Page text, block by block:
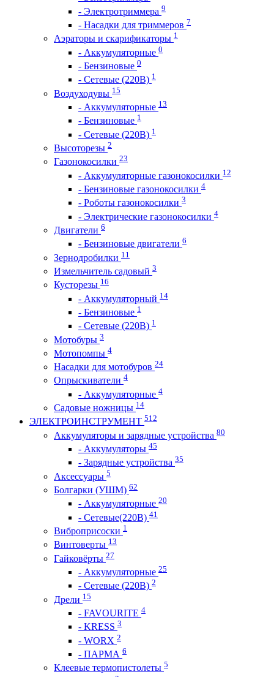
- Электротриммера 9
- Насадки для триммеров 7
Аэраторы и скарификаторы 1
- Аккумуляторные 0
- Бензиновые 0
- Сетевые (220В) 1
Воздуходувы 15
- Аккумуляторные 13
- Бензиновые 1
- Сетевые (220В) 1
Высоторезы 2
Газонокосилки 23
- Аккумуляторные газонокосилки 12
- Бензиновые газонокосилки 4
- Роботы газонокосилки 3
- Электрические газонокосилки 4
Двигатели 6
- Бензиновые двигатели 6
Зернодробилки 11
Измельчитель садовый 3
Кусторезы 16
- Аккумуляторный 14
- Бензиновые 1
- Сетевые (220В) 1
Мотобуры 3
Мотопомпы 4
Насадки для мотобуров 24
Опрыскиватели 4
- Аккумуляторные 4
Садовые ножницы 14
ЭЛЕКТРОИНСТРУМЕНТ 512
Аккумуляторы и зарядные устройства 80
- Аккумуляторы 45
- Зарядные устройства 35
Аксессуары 5
Болгарки (УШМ) 62
- Аккумуляторные 20
- Сетевые(220В) 41
Виброприсоски 1
Винтоверты 13
Гайковёрты 27
- Аккумуляторные 25
- Сетевые (220В) 2
Дрели 15
- FAVOURITE 4
- KRESS 3
- WORX 2
- ПАРМА 6
Клеевые термопистолеты 5